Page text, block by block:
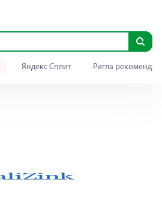
Яндекс Сплит Ригла